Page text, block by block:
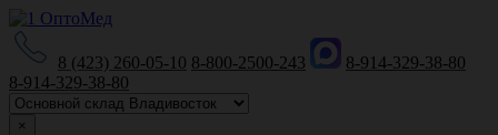
8 (423) 260-05-10 8-800-2500-243
8-914-329-38-80
8-914-329-38-80
×